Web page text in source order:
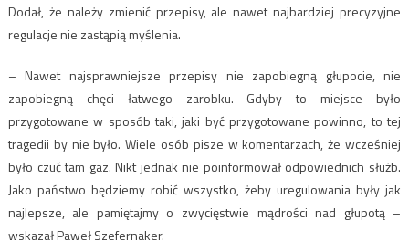
Dodał, że należy zmienić przepisy, ale nawet najbardziej precyzyjne
regulacje nie zastąpią myślenia.
– Nawet najsprawniejsze przepisy nie zapobiegną głupocie, nie
zapobiegną chęci łatwego zarobku. Gdyby to miejsce było
przygotowane w sposób taki, jaki być przygotowane powinno, to tej
tragedii by nie było. Wiele osób pisze w komentarzach, że wcześniej
było czuć tam gaz. Nikt jednak nie poinformował odpowiednich służb.
Jako państwo będziemy robić wszystko, żeby uregulowania były jak
najlepsze, ale pamiętajmy o zwycięstwie mądrości nad głupotą –
wskazał Paweł Szefernaker.